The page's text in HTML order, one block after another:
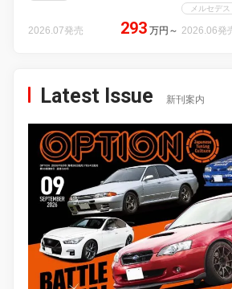
2026.07発売 293 万円 ～
メルセデ
2026.06発
Latest Issue 新刊案内